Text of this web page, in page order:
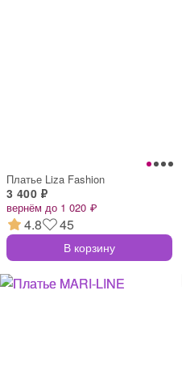
Платье Liza Fashion
3 400 ₽
вернём до 1 020 ₽
4.8 45
В корзину